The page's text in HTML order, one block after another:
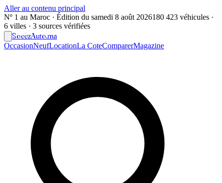
Aller au contenu principal
Nº 1 au Maroc · Édition du samedi 8 août 2026180 423 véhicules ·
6 villes · 3 sources vérifiées
SoeezAuto.ma
OccasionNeufLocationLa CoteComparerMagazine